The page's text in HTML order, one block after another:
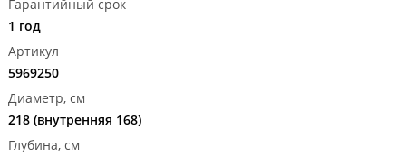
Гарантийный срок
1 год
Артикул
5969250
Диаметр, см
218 (внутренняя 168)
Глубина, см